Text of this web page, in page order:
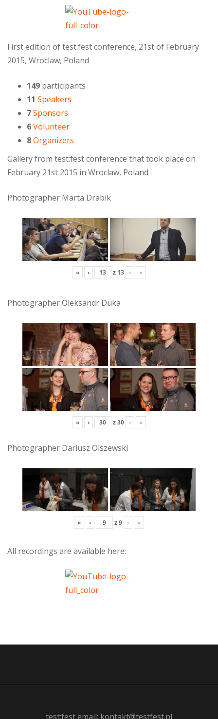
First edition of test:fest conference, 21st of February
2015, Wroclaw, Poland
149 participants
11 Speakers
7Sponsors
6Volunteer
8Organizers
Gallery from test:fest conference that took place on
February 21st 2015 in Wroclaw, Poland
Photographer Marta Drabik
« ‹ z 13 › »
Photographer Oleksandr Duka
« ‹ z30 › »
Photographer Dariusz Olszewski
« ‹ z9 › »
All recordings are available here:
test:fest email: kontakt@testfest.pl